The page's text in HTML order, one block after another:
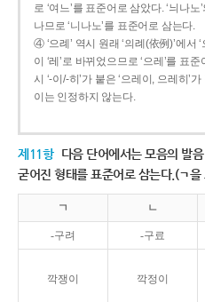
로 ‘여느’를 표준어로 삼았다. ‘늬나노
나므로 ‘니나노’를 표준어로 삼는다.
④ ‘으례’ 역시 원래 ‘의례(依例)’에서
이 ‘레’로 바뀌었으므로 ‘으레’를 표
시 ‘-이/-히’가 붙은 ‘으레이, 으레히’
이는 인정하지 않는다.
제11항 다음 단어에서는 모음의 발
굳어진 형태를 표준어로 삼는다.(ㄱ
ㄱ ㄴ
-구려 -구료
깍쟁이 깍정이